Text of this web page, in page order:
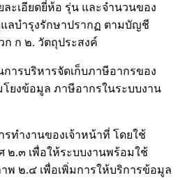
ยละเอียดยี่ห้อ รุ่น และจํานวนของ
ลบํารุงรักษาปรากฏ ตามบัญชี
ก ๒. วัตถุประสงค์
ารบริหารจัดเก็บภาษีอากรของ
ยงข้อมูล ภาษีอากรในระบบงาน
ทํางานของเจ้าหน้าที่ โดยใช้
๒.๓ เพื่อให้ระบบงานพร้อมใช้
พ ๒.๔ เพื่อเพิ่มการให้บริการข้อมูล